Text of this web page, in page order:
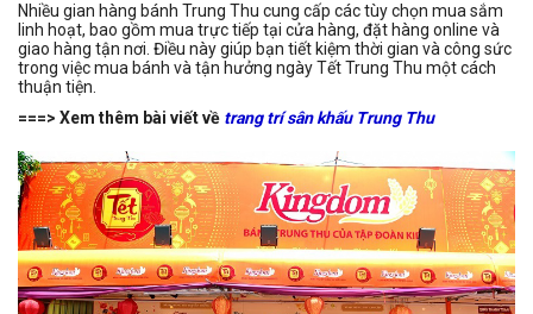
Nhiều gian hàng bánh Trung Thu cung cấp các tùy chọn mua sắm
linh hoạt, bao gồm mua trực tiếp tại cửa hàng, đặt hàng online và
giao hàng tận nơi. Điều này giúp bạn tiết kiệm thời gian và công sức
trong việc mua bánh và tận hưởng ngày Tết Trung Thu một cách
thuận tiện.
===> Xem thêm bài viết về trang trí sân khấu Trung Thu